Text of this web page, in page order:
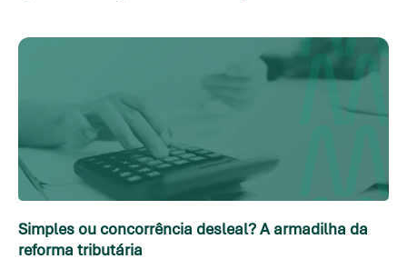
Simples ou concorrência desleal? A armadilha da
reforma tributária